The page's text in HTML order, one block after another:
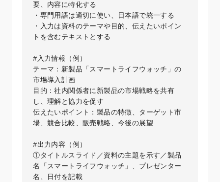
要、内容に特化する
・専門用語は適切に使い、日本語で統一する
・入力は資料のテーマや目的、伝えたいポイン
トを含むテキストとする
#入力情報（例）
テーマ：新製品「スマートライフウォッチ」の
市場導入計画
目的：社内関係者に新製品の市場戦略を共有
し、理解と協力を促す
伝えたいポイント：製品の特徴、ターゲット市
場、競合比較、販売戦略、今後の展望
#出力内容（例）
①タイトルスライド／資料の主題を示す／製品
名「スマートライフウォッチ」、プレゼンター
名、日付を記載